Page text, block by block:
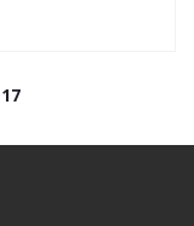
17